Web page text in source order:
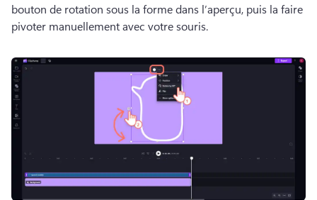
bouton de rotation sous la forme dans l’aperçu, puis la faire
pivoter manuellement avec votre souris.